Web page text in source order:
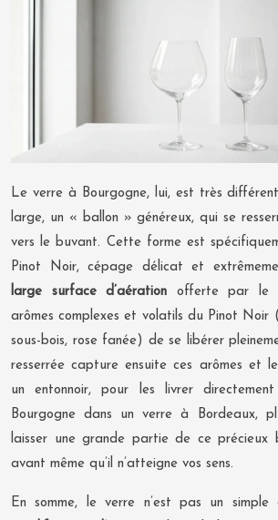
Le verre à Bourgogne, lui, est très
large, un « ballon » généreux, qui se
vers le buvant. Cette forme est
Pinot Noir, cépage délicat et
large surface d’aération offerte par le
arômes complexes et volatils du Pinot Noir
sous-bois, rose fanée) de se libérer
resserrée capture ensuite ces arômes et
un entonnoir, pour les livrer
Bourgogne dans un verre à Bordeaux,
laisser une grande partie de ce précieux
avant même qu’il n’atteigne vos sens.
En somme, le verre n’est pas un simple